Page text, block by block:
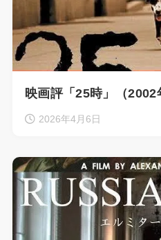
映画評「25時」（2002
2026年4月6日